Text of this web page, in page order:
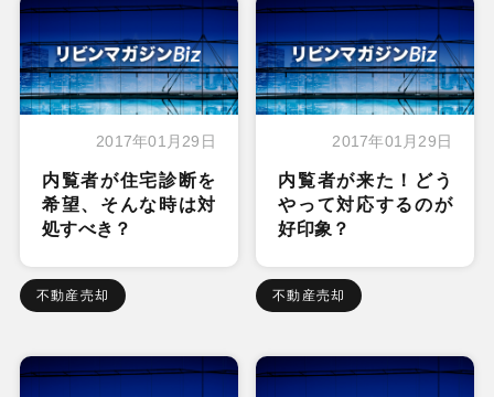
2017年01月29日
内覧者が住宅診断を
希望、そんな時は対
処すべき？
不動産売却
2017年01月29日
内覧者が来た！どう
やって対応するのが
好印象？
不動産売却